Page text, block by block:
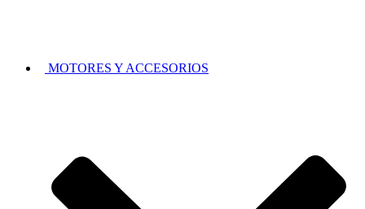
MOTORES Y ACCESORIOS